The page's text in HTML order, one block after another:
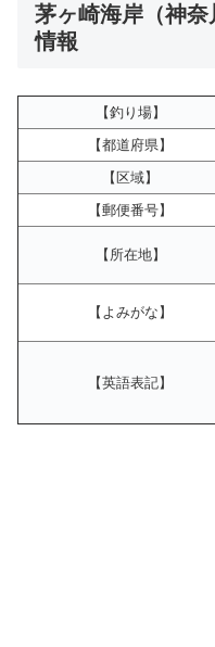
茅ヶ崎海岸（神
情報
【釣り場】
【都道府県】
【区域】
【郵便番号】
【所在地】
【よみがな】
【英語表記】